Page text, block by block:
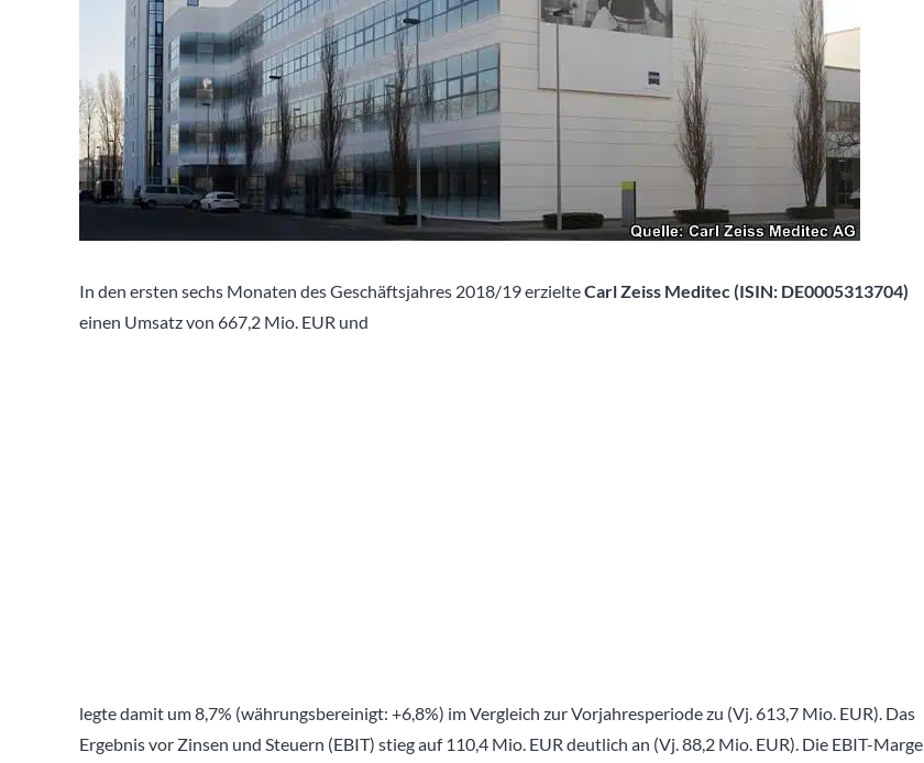
In den ersten sechs Monaten des Geschäftsjahres 2018/19 erzielteCarl Zeiss Meditec (ISIN: DE0005313704)
einen Umsatz von 667,2 Mio. EUR und
legte damit um 8,7% (währungsbereinigt: +6,8%) im Vergleich zur Vorjahresperiode zu (Vj. 613,7 Mio. EUR). Das
Ergebnis vor Zinsen und Steuern (EBIT) stieg auf 110,4 Mio. EUR deutlich an (Vj. 88,2 Mio. EUR). Die EBIT-Marge